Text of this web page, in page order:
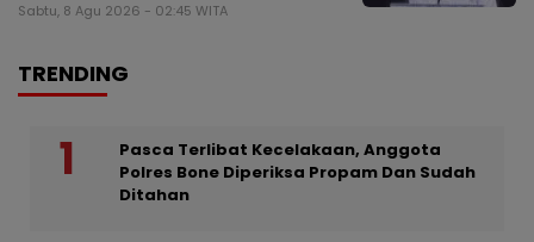
Sabtu, 8 Agu 2026 - 02:45 WITA
TRENDING
Pasca Terlibat Kecelakaan, Anggota
Polres Bone Diperiksa Propam Dan Sudah
Ditahan